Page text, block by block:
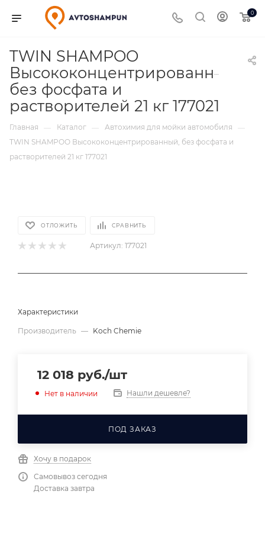
0
TWIN SHAMPOO
Высококонцентрированный,
без фосфата и
растворителей 21 кг 177021
Главная — Каталог — Автохимия для мойки автомобиля
—
TWIN SHAMPOO Высококонцентрированный, без фосфата и
растворителей 21 кг 177021
ОТЛОЖИТЬ СРАВНИТЬ
Артикул: 177021
Характеристики
Производитель — Koch Chemie
12 018 руб./шт
Нет в наличии Нашли дешевле?
ПОД ЗАКАЗ
Хочу в подарок
Самовывоз сегодня
Доставка завтра